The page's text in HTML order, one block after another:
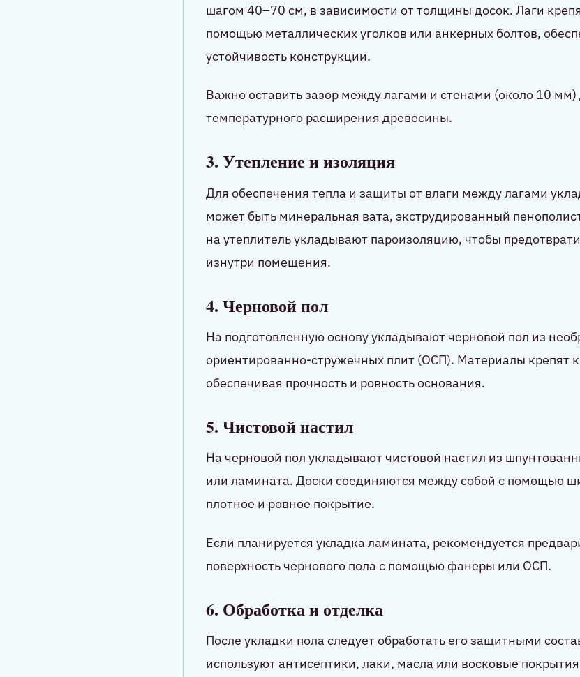
шагом 40–70 см, в зависимости от толщины досок. Лаги
помощью металлических уголков или анкерных болтов,
устойчивость конструкции.
Важно оставить зазор между лагами и стенами (около 10
температурного расширения древесины.
3. Утепление и изоляция
Для обеспечения тепла и защиты от влаги между лагами
может быть минеральная вата, экструдированный
на утеплитель укладывают пароизоляцию, чтобы
изнутри помещения.
4. Черновой пол
На подготовленную основу укладывают черновой пол из
ориентированно-стружечных плит (ОСП). Материалы крепят
обеспечивая прочность и ровность основания.
5. Чистовой настил
На черновой пол укладывают чистовой настил из
или ламината. Доски соединяются между собой с помощью
плотное и ровное покрытие.
Если планируется укладка ламината, рекомендуется
поверхность чернового пола с помощью фанеры или ОСП.
6. Обработка и отделка
После укладки пола следует обработать его защитными
используют антисептики, лаки, масла или восковые